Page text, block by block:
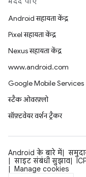
Android सहायता केंद्र
Pixel सहायता केंद्र
Nexus सहायता केंद्र
www.android.com
Google Mobile Services
स्टैक ओवरफ़्लो
सॉफ़्टवेयर वर्शन ट्रैकर
Android के बारे में
साइट संबंधी सुझाव
Manage cookies